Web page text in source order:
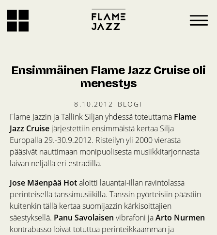
Ensimmäinen Flame Jazz Cruise oli
menestys
8.10.2012 BLOGI
Flame Jazzin ja Tallink Siljan yhdessä toteuttama Flame
Jazz Cruise järjestettiin ensimmäistä kertaa Silja
Europalla 29.-30.9.2012. Risteilyn yli 2000 vierasta
pääsivät nauttimaan monipuolisesta musiikkitarjonnasta
laivan neljällä eri estradilla.
Jose Mäenpää Hotaloitti lauantai-illan ravintolassa
perinteisellä tanssimusiikilla. Tanssin pyörteisiin päästiin
kuitenkin tällä kertaa suomijazzin kärkisoittajien
säestyksellä. Panu Savolaisen vibrafoni jaArto Nurmen
kontrabasso loivat totuttua perinteikkäämmän ja